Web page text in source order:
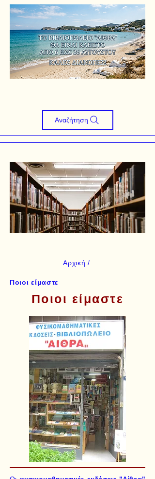
Αναζήτηση
Αρχική /
Ποιοι είμαστε
Ποιοι είμαστε